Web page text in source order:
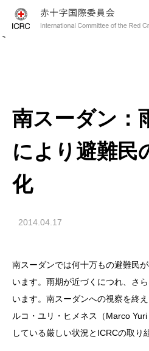
<
南スーダン：
により避難民
化
2014.04.17
南スーダンでは何十万もの避難民
います。雨期が近づくにつれ、さ
います。南スーダンへの視察を終
ルコ・ユリ・ヒメネス（Marco
している厳しい状況とICRCの取り